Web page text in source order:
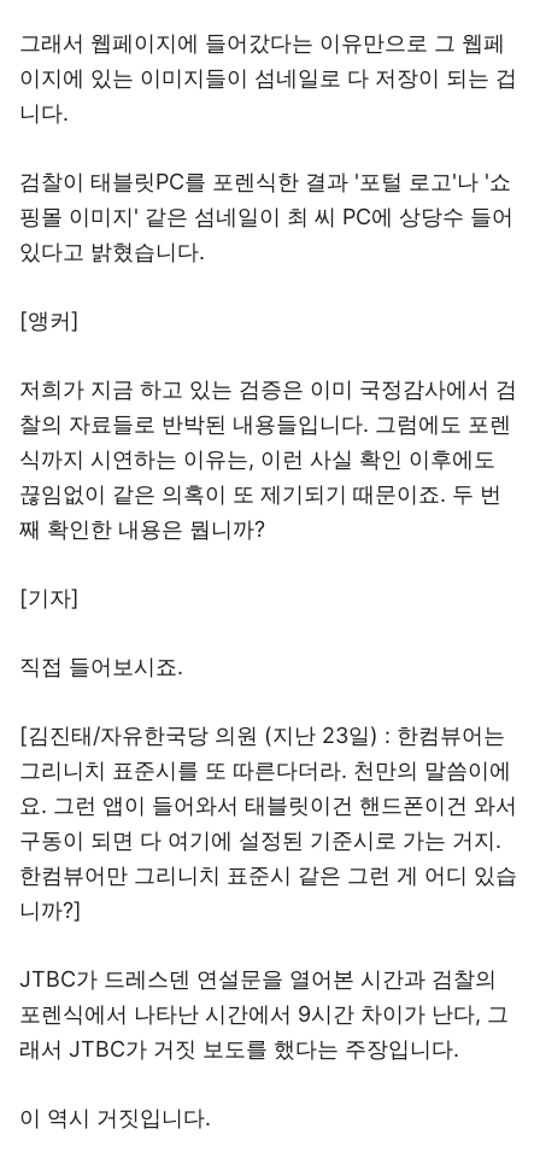
그래서 웹페이지에 들어갔다는 이유만으로 그 웹페
이지에 있는 이미지들이 섬네일로 다 저장이 되는 겁
니다.
검찰이 태블릿PC를 포렌식한 결과 '포털 로고'나 '쇼
핑몰 이미지' 같은 섬네일이 최 씨 PC에 상당수 들어
있다고 밝혔습니다.
[앵커]
저희가 지금 하고 있는 검증은 이미 국정감사에서 검
찰의 자료들로 반박된 내용들입니다. 그럼에도 포렌
식까지 시연하는 이유는, 이런 사실 확인 이후에도
끊임없이 같은 의혹이 또 제기되기 때문이죠. 두 번
째 확인한 내용은 뭡니까?
[기자]
직접 들어보시죠.
[김진태/자유한국당 의원 (지난 23일) : 한컴뷰어는
그리니치 표준시를 또 따른다더라. 천만의 말씀이에
요. 그런 앱이 들어와서 태블릿이건 핸드폰이건 와서
구동이 되면 다 여기에 설정된 기준시로 가는 거지.
한컴뷰어만 그리니치 표준시 같은 그런 게 어디 있습
니까?]
JTBC가 드레스덴 연설문을 열어본 시간과 검찰의
포렌식에서 나타난 시간에서 9시간 차이가 난다, 그
래서 JTBC가 거짓 보도를 했다는 주장입니다.
이 역시 거짓입니다.